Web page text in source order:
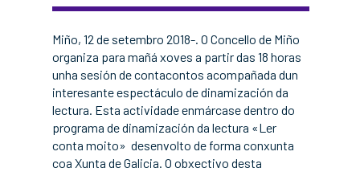
Miño, 12 de setembro 2018-. O Concello de Miño
organiza para mañá xoves a partir das 18 horas
unha sesión de contacontos acompañada dun
interesante espectáculo de dinamización da
lectura. Esta actividade enmárcase dentro do
programa de dinamización da lectura «Ler
conta moito» desenvolto de forma conxunta
coa Xunta de Galicia. O obxectivo desta